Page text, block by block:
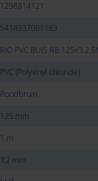
1298814121
5414337001183
RIO PVC BUIS RB 125x3.2
PVC (Polyvinyl chloride)
Roodbruin
125 mm
1 m
3,2 mm